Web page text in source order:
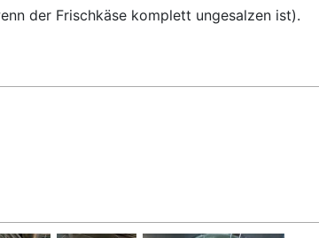
der Frischkäse komplett ungesalzen ist).